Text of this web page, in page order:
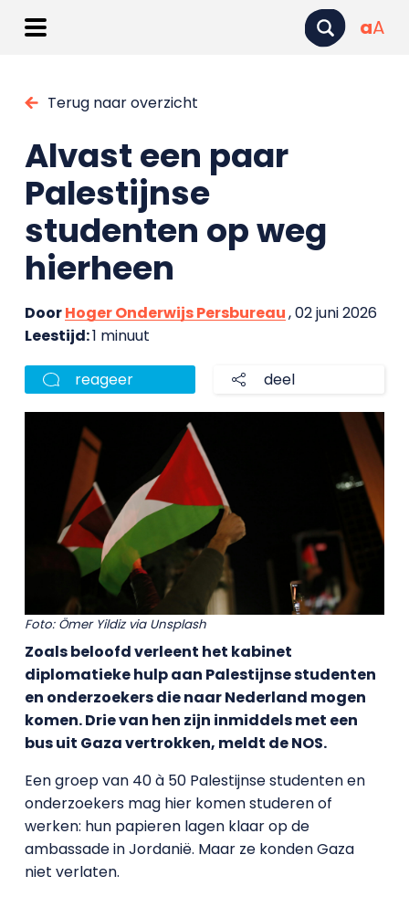
aA
Terug naar overzicht
Alvast een paar
Palestijnse
studenten op weg
hierheen
DoorHoger Onderwijs Persbureau, 02 juni 2026
Leestijd:1 minuut
reageer deel
Foto: Ömer Yildiz via Unsplash
Zoals beloofd verleent het kabinet
diplomatieke hulp aan Palestijnse studenten
en onderzoekers die naar Nederland mogen
komen. Drie van hen zijn inmiddels met een
bus uit Gaza vertrokken, meldt de NOS.
Een groep van 40 à 50 Palestijnse studenten en
onderzoekers mag hier komen studeren of
werken: hun papieren lagen klaar op de
ambassade in Jordanië. Maar ze konden Gaza
niet verlaten.